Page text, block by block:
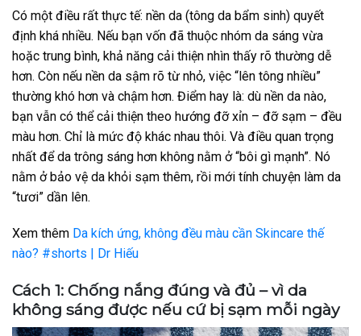
Có một điều rất thực tế: nền da (tông da bẩm sinh) quyết
định khá nhiều. Nếu bạn vốn đã thuộc nhóm da sáng vừa
hoặc trung bình, khả năng cải thiện nhìn thấy rõ thường dễ
hơn. Còn nếu nền da sậm rõ từ nhỏ, việc “lên tông nhiều”
thường khó hơn và chậm hơn. Điểm hay là: dù nền da nào,
bạn vẫn có thể cải thiện theo hướng đỡ xỉn – đỡ sạm – đều
màu hơn. Chỉ là mức độ khác nhau thôi. Và điều quan trọng
nhất để da trông sáng hơn không nằm ở “bôi gì mạnh”. Nó
nằm ở bảo vệ da khỏi sạm thêm, rồi mới tính chuyện làm da
“tươi” dần lên.
Xem thêm Da kích ứng, không đều màu cần Skincare thế
nào? #shorts | Dr Hiếu
Cách 1: Chống nắng đúng và đủ – vì da
không sáng được nếu cứ bị sạm mỗi ngày